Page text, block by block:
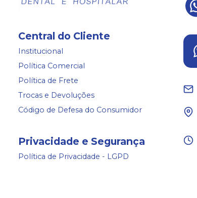
Central do Cliente
Institucional
Política Comercial
Política de Frete
Trocas e Devoluções
Código de Defesa do Consumidor
Privacidade e Segurança
Política de Privacidade - LGPD